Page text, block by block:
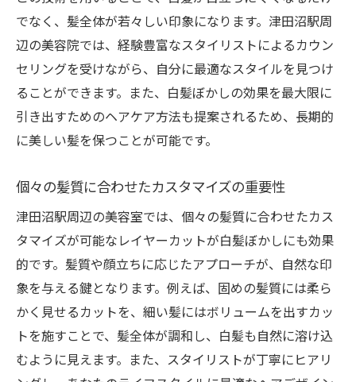
津田沼駅での成功事例から学ぶ
レイヤーカットで白髪をおしゃれにぼかす津田
沼駅周辺のサロン特集
口コミで人気のサロンリスト
白髪ぼかしに特化したスタイリングテクニ
サロンの選び方とチェックポイント
プロが教える、白髪を活かすコツ
津田沼駅で長年愛される美容院の秘密
予約が取りやすいおすすめサロン
白髪ぼかしのプロが集まる津田沼駅でレイヤー
カットの真髄を知る
プロフェッショナルの技術を体感
レイヤーカットで変わる印象と自分
でなく、髪全体が若々しい印象になります。津田沼駅周
辺の美容院では、経験豊富なスタイリストによるカウン
セリングを受けながら、自分に最適なスタイルを見つけ
ることができます。また、白髪ぼかしの効果を最大限に
引き出すためのヘアケア方法も提案されるため、長期的
に美しい髪を保つことが可能です。
個々の髪質に合わせたカスタマイズの重要性
津田沼駅周辺の美容室では、個々の髪質に合わせたカス
タマイズが可能なレイヤーカットが白髪ぼかしにも効果
的です。髪質や顔立ちに応じたアプローチが、自然な印
象を与える鍵となります。例えば、固めの髪質には柔ら
かく見せるカットを、細い髪にはボリュームを出すカッ
トを施すことで、髪全体が調和し、白髪も自然に溶け込
むように見えます。また、スタイリストが丁寧にヒアリ